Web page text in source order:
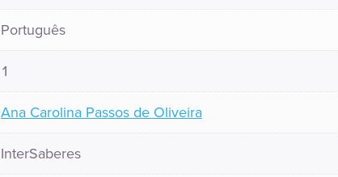
Português
1
Ana Carolina Passos de Oliveira
InterSaberes